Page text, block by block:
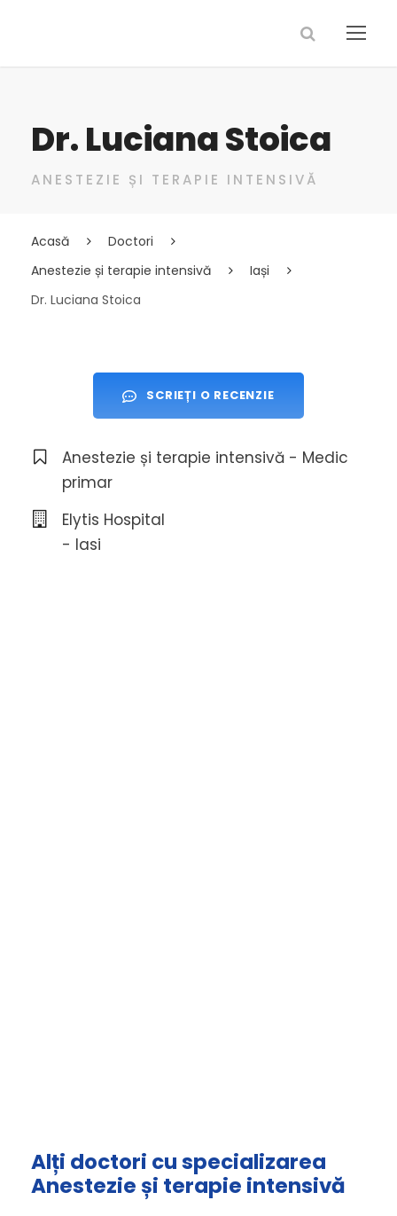
Dr. Luciana Stoica
ANESTEZIE ȘI TERAPIE INTENSIVĂ
Acasă
Doctori
Anestezie și terapie intensivă
Iași
Dr. Luciana Stoica
SCRIEȚI O RECENZIE
Anestezie și terapie intensivă - Medic
primar
Elytis Hospital
- Iasi
Alți doctori cu specializarea
Anestezie și terapie intensivă